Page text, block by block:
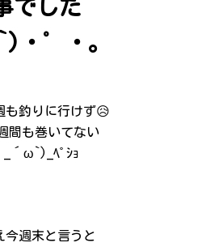
でした
゜・。
も釣りに行けず😥
間も巻いてない
ﾍﾟｼｮ
今週末と言うと